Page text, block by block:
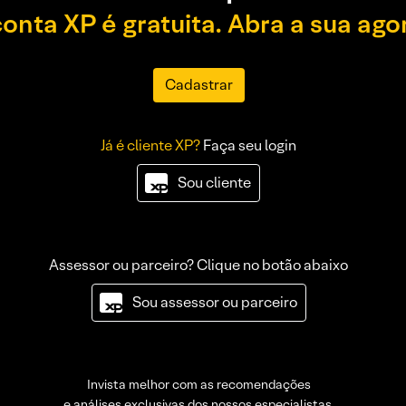
XP é gratuita. Abra a sua
Cadastrar
Já é cliente XP?Faça seu login
Sou cliente
Assessor ou parceiro? Clique no botão abaixo
Sou assessor ou parceiro
Invista melhor com as recomendações